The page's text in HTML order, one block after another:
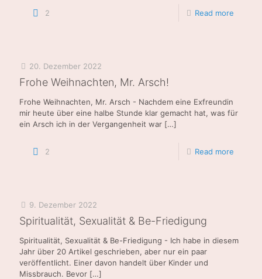
2 Read more
20. Dezember 2022
Frohe Weihnachten, Mr. Arsch!
Frohe Weihnachten, Mr. Arsch - Nachdem eine Exfreundin
mir heute über eine halbe Stunde klar gemacht hat, was für
ein Arsch ich in der Vergangenheit war […]
2 Read more
9. Dezember 2022
Spiritualität, Sexualität & Be-Friedigung
Spiritualität, Sexualität & Be-Friedigung - Ich habe in diesem
Jahr über 20 Artikel geschrieben, aber nur ein paar
veröffentlicht. Einer davon handelt über Kinder und
Missbrauch. Bevor […]